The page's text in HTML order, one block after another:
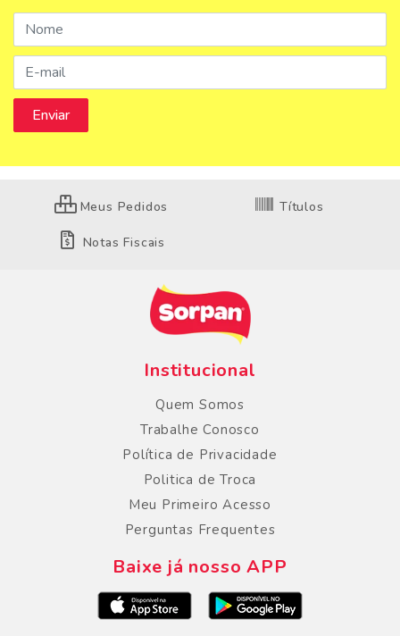
Meus Pedidos Títulos
Notas Fiscais
Institucional
Quem Somos
Trabalhe Conosco
Política de Privacidade
Politica de Troca
Meu Primeiro Acesso
Perguntas Frequentes
Baixe já nosso APP